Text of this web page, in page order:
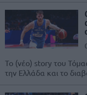
Το (νέο) story του
την Ελλάδα και το